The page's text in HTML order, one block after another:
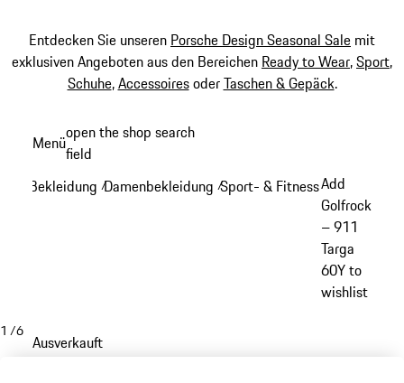
Entdecken Sie unseren Porsche Design Seasonal Sale mit
exklusiven Angeboten aus den Bereichen Ready to Wear,Sport,
Schuhe,AccessoiresoderTaschen & Gepäck.
Hauptinhalt
Menüopen the shop search
field
Bekleidung /Damenbekleidung /Sport- & Fitnessbekleidung -
Add
Golfrock
– 911
Targa
60Y to
wishlist
1 /6
Ausverkauft